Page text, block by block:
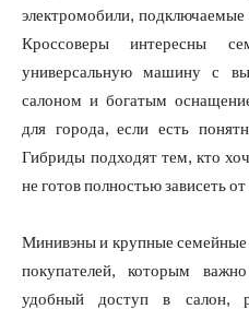
электромобили,
Кроссоверы интересны
универсальную машину с
салоном и богатым
для города, если есть
Гибриды подходят тем, кто
не готов полностью зависеть от
Минивэны и крупные семейные
покупателей, которым
удобный доступ в салон,